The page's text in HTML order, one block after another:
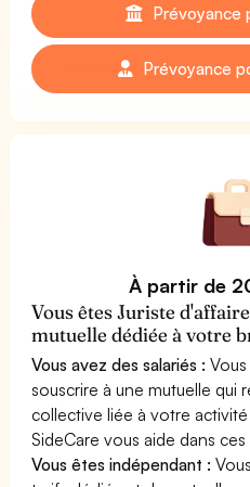
Prévoyance
Prévoyance
À partir de
Vous êtes Juriste
mutuelle dédiée à votre
Vous avez des salariés :
souscrire à une mutuelle
collective liée à votre
SideCare vous aide dans
Vous êtes indépendant :